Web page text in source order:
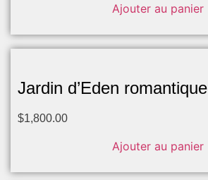
Ajouter au panier
Jardin d’Eden romantique
$1,800.00
Ajouter au panier